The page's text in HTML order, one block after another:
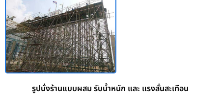
รูปนั่งร้านแบบผสม รับน้ำหนัก และ แรงสั่นสะเทือน